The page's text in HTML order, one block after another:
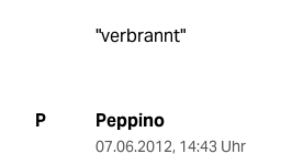
"verbrannt"
P Peppino
07.06.2012, 14:43 Uhr